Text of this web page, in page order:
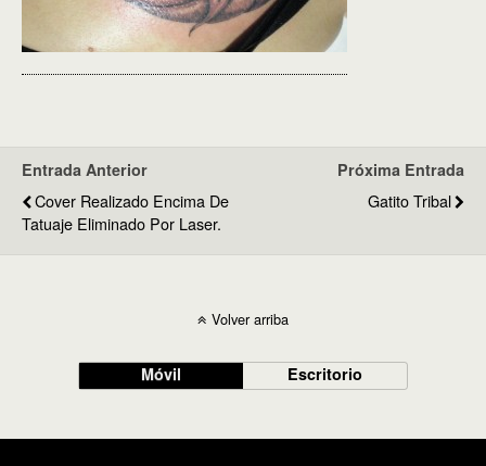
Entrada Anterior
Cover Realizado Encima De
Tatuaje Eliminado Por Laser.
Próxima Entrada
Gatito Tribal
Volver arriba
Móvil Escritorio